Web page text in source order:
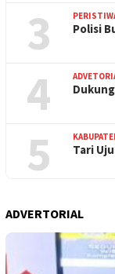
3 Polisi
4
5 Tari
ADVERTORIAL